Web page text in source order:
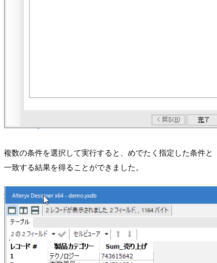
複数の条件を選択して実行すると、めでたく指定した条件と
一致する結果を得ることができました。